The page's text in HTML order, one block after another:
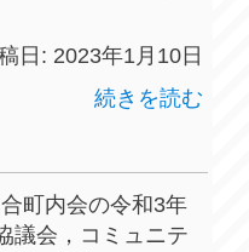
日: 2023年1月10日
続きを読む
町内会の令和3年
議会，コミュニテ